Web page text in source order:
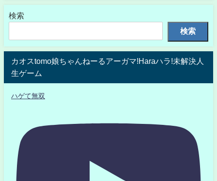
検索
検索
カオスtomo娘ちゃんねーるアーガマ!Haraハラ!未解決人
生ゲーム
ハゲて無双